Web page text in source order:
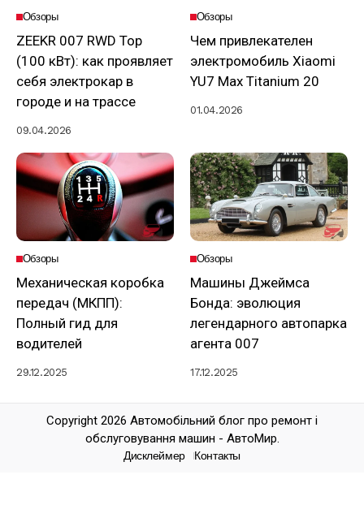
Обзоры
ZEEKR 007 RWD Top
(100 кВт): как проявляет
себя электрокар в
городе и на трассе
09.04.2026
Обзоры
Чем привлекателен
электромобиль Xiaomi
YU7 Max Titanium 20
01.04.2026
Обзоры
Механическая коробка
передач (МКПП):
Полный гид для
водителей
29.12.2025
Обзоры
Машины Джеймса
Бонда: эволюция
легендарного автопарка
агента 007
17.12.2025
Copyright 2026 Автомобільний блог про ремонт і
обслуговування машин - АвтоМир.
Дисклеймер Контакты